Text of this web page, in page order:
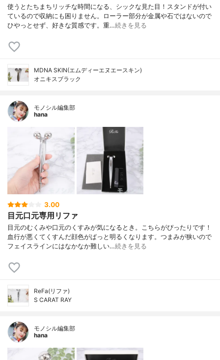
使うとたちまちリッチな時間になる、シックな見た目！スタンドが付い
ているので収納にも困りません。ローラー部分が金属や石ではないので
ひやっとせず、好きな質感です。重…続きを見る
MDNA SKIN(エムディーエヌエースキン)
オニキスブラック
モノシル編集部
hana
3.00
目元口元専用リファ
目元のむくみや口元のくすみが気になるとき。こちらがぴったりです！
血行が悪くてくすんだ顔色がぱっと明るくなります。つまみが狭いので
フェイスラインにはなかなか難しい…続きを見る
ReFa(リファ)
S CARAT RAY
モノシル編集部
hana